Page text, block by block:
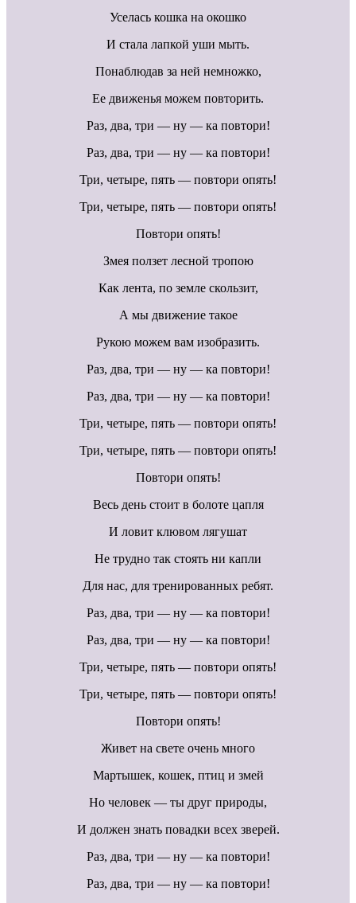
Уселась кошка на окошко
И стала лапкой уши мыть.
Понаблюдав за ней немножко,
Ее движенья можем повторить.
Раз, два, три — ну — ка повтори!
Раз, два, три — ну — ка повтори!
Три, четыре, пять — повтори опять!
Три, четыре, пять — повтори опять!
Повтори опять!
Змея ползет лесной тропою
Как лента, по земле скользит,
А мы движение такое
Рукою можем вам изобразить.
Раз, два, три — ну — ка повтори!
Раз, два, три — ну — ка повтори!
Три, четыре, пять — повтори опять!
Три, четыре, пять — повтори опять!
Повтори опять!
Весь день стоит в болоте цапля
И ловит клювом лягушат
Не трудно так стоять ни капли
Для нас, для тренированных ребят.
Раз, два, три — ну — ка повтори!
Раз, два, три — ну — ка повтори!
Три, четыре, пять — повтори опять!
Три, четыре, пять — повтори опять!
Повтори опять!
Живет на свете очень много
Мартышек, кошек, птиц и змей
Но человек — ты друг природы,
И должен знать повадки всех зверей.
Раз, два, три — ну — ка повтори!
Раз, два, три — ну — ка повтори!